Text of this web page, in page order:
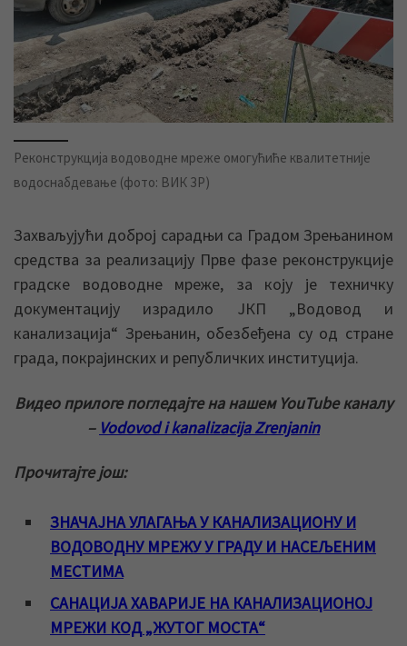
Реконструкција водоводне мреже омогућиће квалитетније
водоснабдевање (фото: ВИК ЗР)
Захваљујући доброј сарадњи са Градом Зрењанином
средства за реализацију Прве фазе реконструкције
градске водоводне мреже, за коју је техничку
документацију израдило ЈКП „Водовод и
канализација“ Зрењанин, обезбеђена су од стране
града, покрајинских и републичких институција.
Видео прилоге погледајте на нашем YouTube каналу
– Vodovod i kanalizacija Zrenjanin
Прочитајте још:
ЗНАЧАЈНА УЛАГАЊА У КАНАЛИЗАЦИОНУ И
ВОДОВОДНУ МРЕЖУ У ГРАДУ И НАСЕЉЕНИМ
МЕСТИМА
САНАЦИЈА ХАВАРИЈЕ НА КАНАЛИЗАЦИОНОЈ
МРЕЖИ КОД „ЖУТОГ МОСТА“